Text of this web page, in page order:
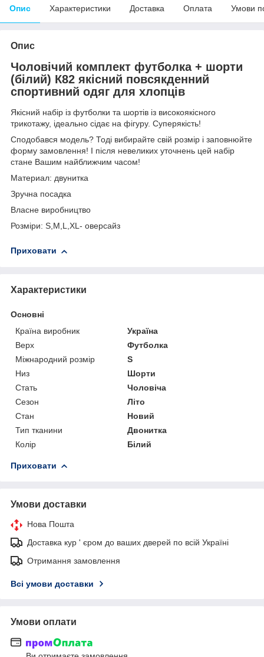
Опис Характеристики Доставка Оплата Умови
Опис
Чоловічий комплект футболка + шорти
(білий) К82 якісний повсякденний
спортивний одяг для хлопців
Якісний набір із футболки та шортів із високоякісного
трикотажу, ідеально сідає на фігуру. Суперякість!
Сподобався модель? Тоді вибирайте свій розмір і заповнюйте
форму замовлення! І після невеликих уточнень цей набір
стане Вашим найближчим часом!
Материал: двунитка
Зручна посадка
Власне виробництво
Розміри: S,M,L,XL- оверсайз
Приховати
Характеристики
Основні
Країна виробник
Україна
Верх
Футболка
Міжнародний розмір
S
Низ
Шорти
Стать
Чоловіча
Сезон
Літо
Стан
Новий
Тип тканини
Двонитка
Колір
Білий
Приховати
Умови доставки
Нова Пошта
Доставка кур ' єром до ваших дверей по всій Україні
Отримання замовлення
Всі умови доставки
Умови оплати